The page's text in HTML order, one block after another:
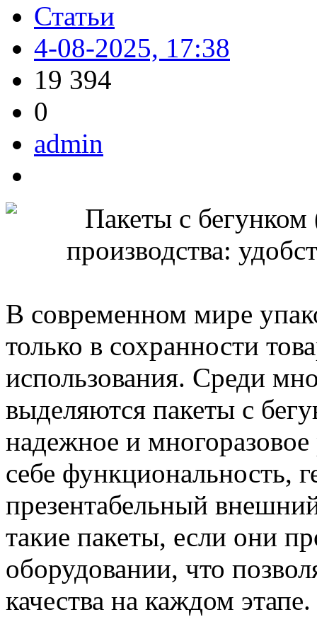
Статьи
4-08-2025, 17:38
19 394
0
admin
В современном мире
только в сохранности
использования. Среди
выделяются пакеты с
надежное и многоразовое
себе функциональность,
презентабельный
такие пакеты, если они
оборудовании, что
качества на каждом этапе.